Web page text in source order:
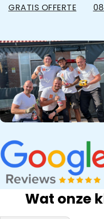
GRATIS OFFERTE
Wat onze